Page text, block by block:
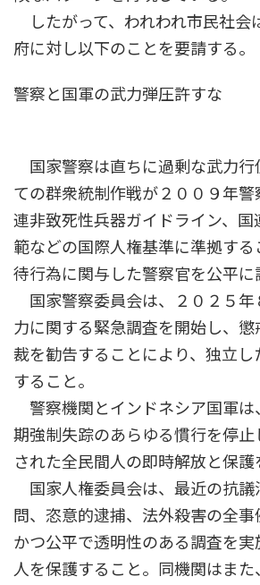
したがって、われわれ市民社会
府に対し以下のことを要請する。
警察と国軍の武力弾圧許すな
国家警察は直ちに過剰な武力行
ての群衆統制作戦が２００９年
連非致死性兵器ガイドライン、
範などの国際人権基準に準拠す
待行為に関与した警察官を公平に
国家警察委員会は、２０２５年
力に関する緊急調査を開始し、懲
裁を勧告することにより、独立
すること。
警察機関とインドネシア国軍は
期強制失踪のあらゆる慣行を停
された全民間人の即時解放と保護
国家人権委員会は、最近の抗議
問、恣意的逮捕、法外殺害の全
かつ公平で透明性のある調査を
人を保護すること。同機関はま